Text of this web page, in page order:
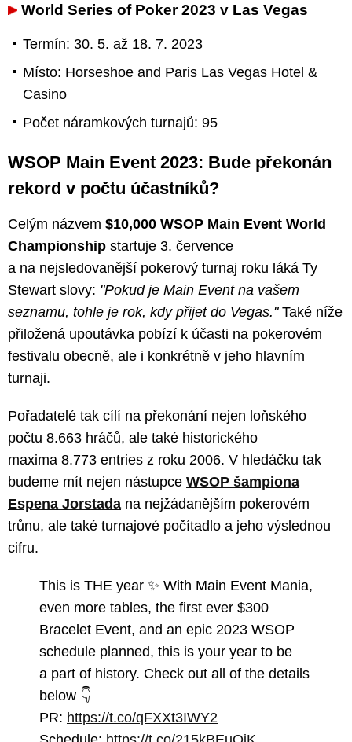
World Series of Poker 2023 v Las Vegas
Termín: 30. 5. až 18. 7. 2023
Místo: Horseshoe and Paris Las Vegas Hotel &
Casino
Počet náramkových turnajů: 95
WSOP Main Event 2023: Bude překonán
rekord v počtu účastníků?
Celým názvem $10,000 WSOP Main Event World
Championship startuje 3. července
a na nejsledovanější pokerový turnaj roku láká Ty
Stewart slovy: "Pokud je Main Event na vašem
seznamu, tohle je rok, kdy přijet do Vegas."Také níže
přiložená upoutávka pobízí k účasti na pokerovém
festivalu obecně, ale i konkrétně v jeho hlavním
turnaji.
Pořadatelé tak cílí na překonání nejen loňského
počtu 8.663 hráčů, ale také historického
maxima 8.773 entries z roku 2006. V hledáčku tak
budeme mít nejen nástupce WSOP šampiona
Espena Jorstada na nejžádanějším pokerovém
trůnu, ale také turnajové počítadlo a jeho výslednou
cifru.
This is THE year ✨ With Main Event Mania,
even more tables, the first ever $300
Bracelet Event, and an epic 2023 WSOP
schedule planned, this is your year to be
a part of history. Check out all of the details
below 👇
PR: https://t.co/qFXXt3IWY2